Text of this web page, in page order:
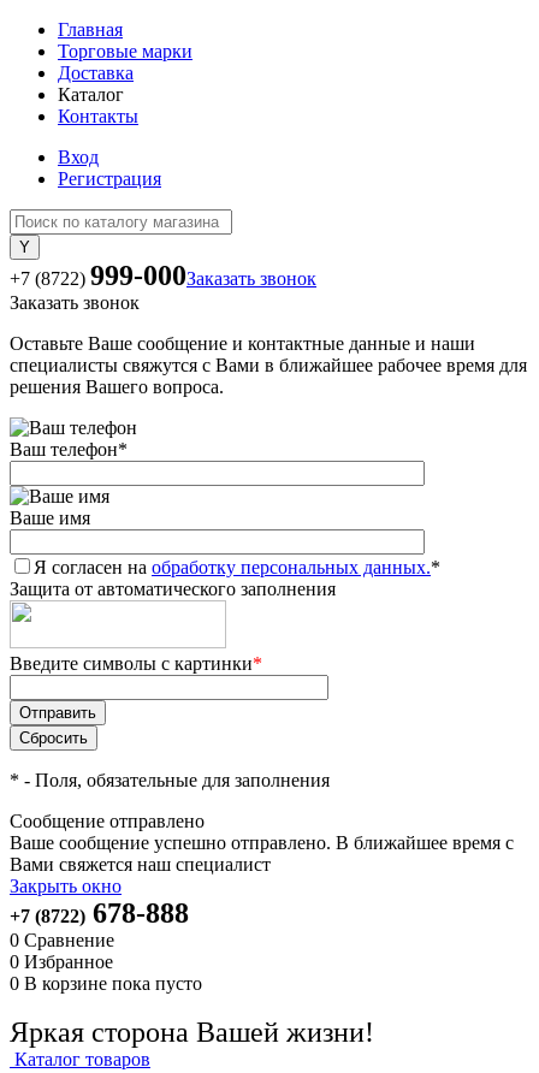
Главная
Торговые марки
Доставка
Каталог
Контакты
Вход
Регистрация
+7 (8722) 999-000Заказать звонок
Заказать звонок
Оставьте Ваше сообщение и контактные данные и наши
специалисты свяжутся с Вами в ближайшее рабочее время для
решения Вашего вопроса.
Ваш телефон*
Ваше имя
Я согласен на обработку персональных данных.*
Защита от автоматического заполнения
Введите символы с картинки*
* - Поля, обязательные для заполнения
Сообщение отправлено
Ваше сообщение успешно отправлено. В ближайшее время с
Вами свяжется наш специалист
Закрыть окно
+7 (8722) 678-888
0 Сравнение
0 Избранное
0 В корзине пока пусто
Яркая сторона Вашей жизни!
Каталог товаров